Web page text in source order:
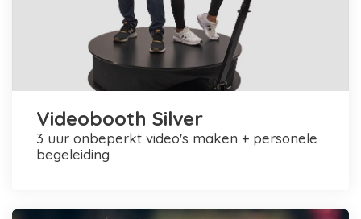
Videobooth Silver
3 uur onbeperkt video's maken + personele
begeleiding